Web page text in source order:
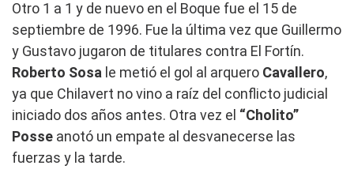
Otro 1 a 1 y de nuevo en el Boque fue el 15 de
septiembre de 1996. Fue la última vez que Guillermo
y Gustavo jugaron de titulares contra El Fortín.
Roberto Sosa le metió el gol al arquero Cavallero,
ya que Chilavert no vino a raíz del conflicto judicial
iniciado dos años antes. Otra vez el “Cholito”
Posse anotó un empate al desvanecerse las
fuerzas y la tarde.